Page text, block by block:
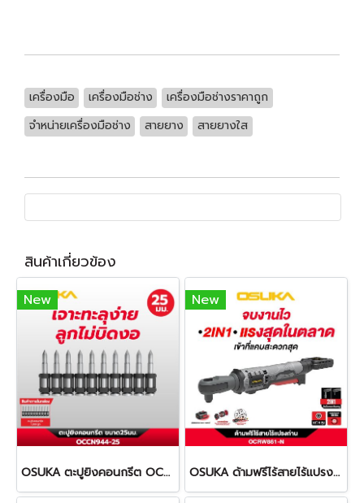
เครื่องมือ เครื่องมือช่าง
เครื่องมือช่างราคาถูก
จำหน่ายเครื่องมือช่าง
สายยาง สายยางใส
สินค้าเกี่ยวข้อง
New
OSUKA ตะปูยิงคอนกรีต OCCN944-25 ทนทานต่อการกัดกร่อน
New
OSUKA ด้ามฟรีไร้สายไร้แปรงถ่าน OCRW861